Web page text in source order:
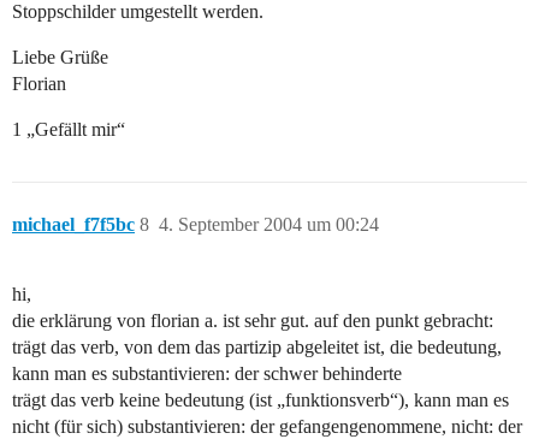
Stoppschilder umgestellt werden.
Liebe Grüße
Florian
1 „Gefällt mir“
michael_f7f5bc 4. September 2004 um 00:24
8
hi,
die erklärung von florian a. ist sehr gut. auf den punkt gebracht:
trägt das verb, von dem das partizip abgeleitet ist, die bedeutung,
kann man es substantivieren: der schwer behinderte
trägt das verb keine bedeutung (ist „funktionsverb“), kann man es
nicht (für sich) substantivieren: der gefangengenommene, nicht: der